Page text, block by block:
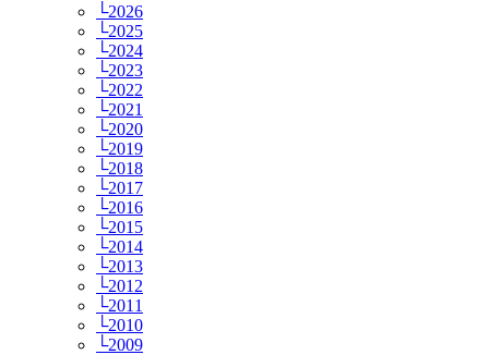
└2026
└2025
└2024
└2023
└2022
└2021
└2020
└2019
└2018
└2017
└2016
└2015
└2014
└2013
└2012
└2011
└2010
└2009